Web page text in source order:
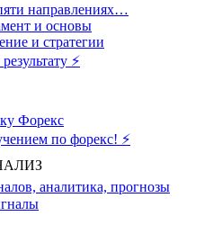
направлениях…
и основы
и стратегии
⚡️
Форекс
по форекс! ⚡
аналитика, прогнозы